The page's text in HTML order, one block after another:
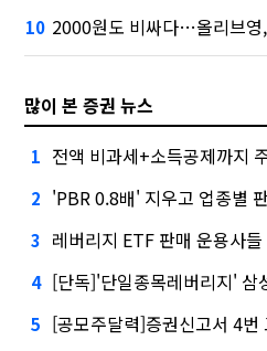
10 2000원도 비싸다…올리브영, 다
많이 본 증권 뉴스
1 전액 비과세+소득공제까지
2 'PBR 0.8배' 지우고 업종별 판단....
3 레버리지 ETF 판매 운용사들 "상품성
4 [단독]'단일종목레버리지' 삼성운용 승
5 [공모주달력]증권신고서 4번 고